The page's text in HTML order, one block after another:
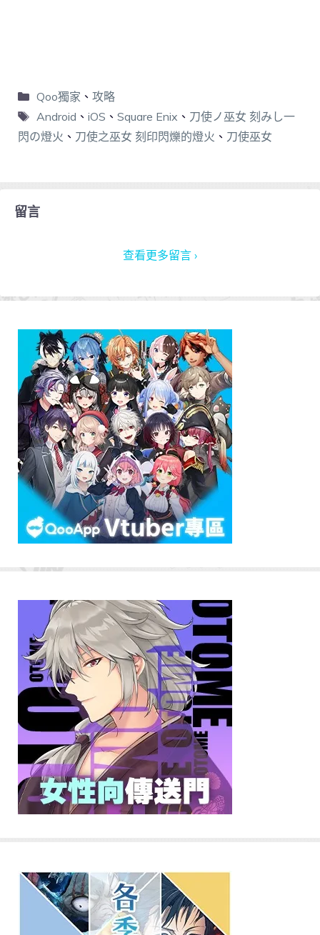
Qoo獨家 、 攻略
Android 、 iOS 、 Square Enix 、 刀使ノ巫女 刻みし一
閃の燈火 、 刀使之巫女 刻印閃爍的燈火 、 刀使巫女
留言
查看更多留言 ›